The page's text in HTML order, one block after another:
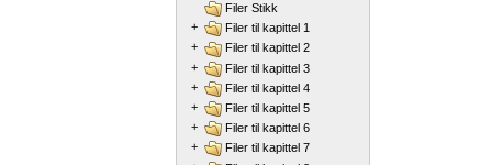
Filer Stikk
+
Filer til kapittel 1
+
Filer til kapittel 2
+
Filer til kapittel 3
+
Filer til kapittel 4
+
Filer til kapittel 5
+
Filer til kapittel 6
+
Filer til kapittel 7